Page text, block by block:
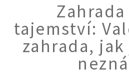
tajemství:
zahrada,